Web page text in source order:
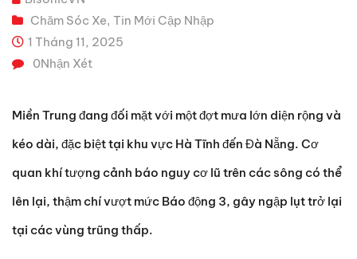
Chăm Sóc Xe, Tin Mới Cập Nhập
1 Tháng 11, 2025
0Nhận Xét
Miền Trung đang đối mặt với một đợt mưa lớn diện rộng và
kéo dài, đặc biệt tại khu vực Hà Tĩnh đến Đà Nẵng. Cơ
quan khí tượng cảnh báo nguy cơ lũ trên các sông có thể
lên lại, thậm chí vượt mức Báo động 3, gây ngập lụt trở lại
tại các vùng trũng thấp.